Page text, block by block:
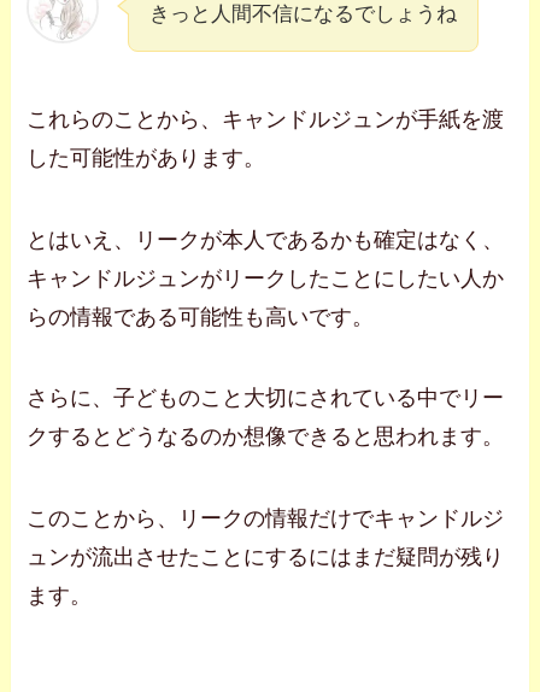
きっと人間不信になるでしょうね
これらのことから、キャンドルジュンが手紙を渡
した可能性があります。
とはいえ、リークが本人であるかも確定はなく、
キャンドルジュンがリークしたことにしたい人か
らの情報である可能性も高いです。
さらに、子どものこと大切にされている中でリー
クするとどうなるのか想像できると思われます。
このことから、リークの情報だけでキャンドルジ
ュンが流出させたことにするにはまだ疑問が残り
ます。